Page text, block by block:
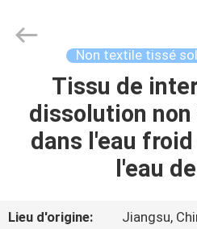
MAISON
Greencradleland
Macromolecule
Non textile tissé
Tissu de
dissolution
dans l'eau
l'eau
Lieu d'origine:
Jiangsu,